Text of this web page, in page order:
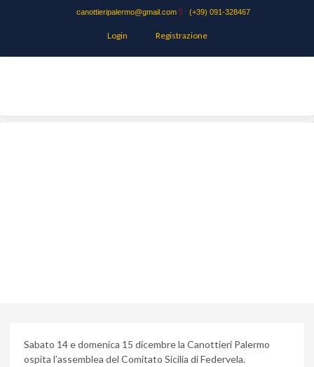
canottieripalermo@gmail.com (+39) 091-328467
Login Registrazione
Sabato 14 e domenica 15 dicembre la Canottieri Palermo
ospita l’assemblea del Comitato Sicilia di Federvela.